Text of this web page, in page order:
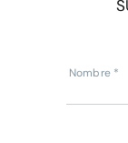
Nombre *